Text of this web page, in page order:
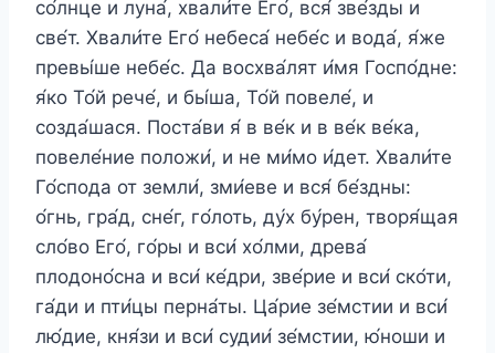
со́лнце и луна́, хвали́те Его́, вся́ зве́зды и
све́т. Хвали́те Его́ небеса́ небе́с и вода́, я́же
превы́ше небе́с. Да восхва́лят и́мя Госпо́дне:
я́ко То́й рече́, и бы́ша, То́й повеле́, и
созда́шася. Поста́ви я́ в ве́к и в ве́к ве́ка,
повеле́ние положи́, и не ми́мо и́дет. Хвали́те
Го́спода от земли́, зми́еве и вся́ бе́здны:
о́гнь, гра́д, сне́г, го́лоть, ду́х бу́рен, творя́щая
сло́во Его́, го́ры и вси́ хо́лми, древа́
плодоно́сна и вси́ ке́дри, зве́рие и вси́ ско́ти,
га́ди и пти́цы перна́ты. Ца́рие зе́мстии и вси́
лю́дие, кня́зи и вси́ судии́ зе́мстии, ю́ноши и